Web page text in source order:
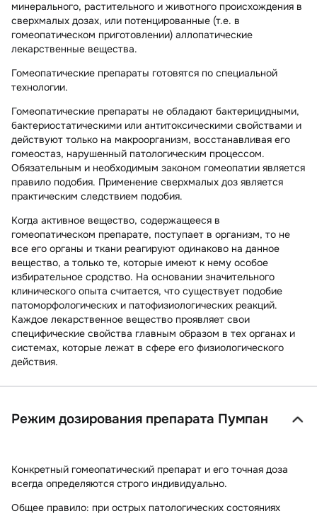
минерального, растительного и животного происхождения в
сверхмалых дозах, или потенцированные (т.е. в
гомеопатическом приготовлении) аллопатические
лекарственные вещества.
Гомеопатические препараты готовятся по специальной
технологии.
Гомеопатические препараты не обладают бактерицидными,
бактериостатическими или антитоксическими свойствами и
действуют только на макроорганизм, восстанавливая его
гомеостаз, нарушенный патологическим процессом.
Обязательным и необходимым законом гомеопатии является
правило подобия. Применение сверхмалых доз является
практическим следствием подобия.
Когда активное вещество, содержащееся в
гомеопатическом препарате, поступает в организм, то не
все его органы и ткани реагируют одинаково на данное
вещество, а только те, которые имеют к нему особое
избирательное сродство. На основании значительного
клинического опыта считается, что существует подобие
патоморфологических и патофизиологических реакций.
Каждое лекарственное вещество проявляет свои
специфические свойства главным образом в тех органах и
системах, которые лежат в сфере его физиологического
действия.
Режим дозирования препарата Пумпан
Конкретный гомеопатический препарат и его точная доза
всегда определяются строго индивидуально.
Общее правило: при острых патологических состояниях